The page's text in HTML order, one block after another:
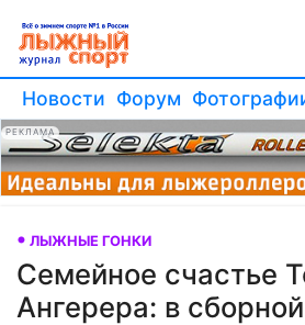
Новости Форум
РЕКЛАМА
ЛЫЖНЫЕ ГОНКИ
Семейное счастье
Ангерера: в